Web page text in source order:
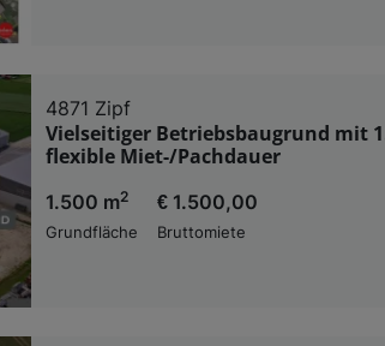
4871 Zipf
Vielseitiger Betriebsbaugrund mit
flexible Miet-/Pachdauer
1.500 m2
Grundfläche
€ 1.500,00
Bruttomiete